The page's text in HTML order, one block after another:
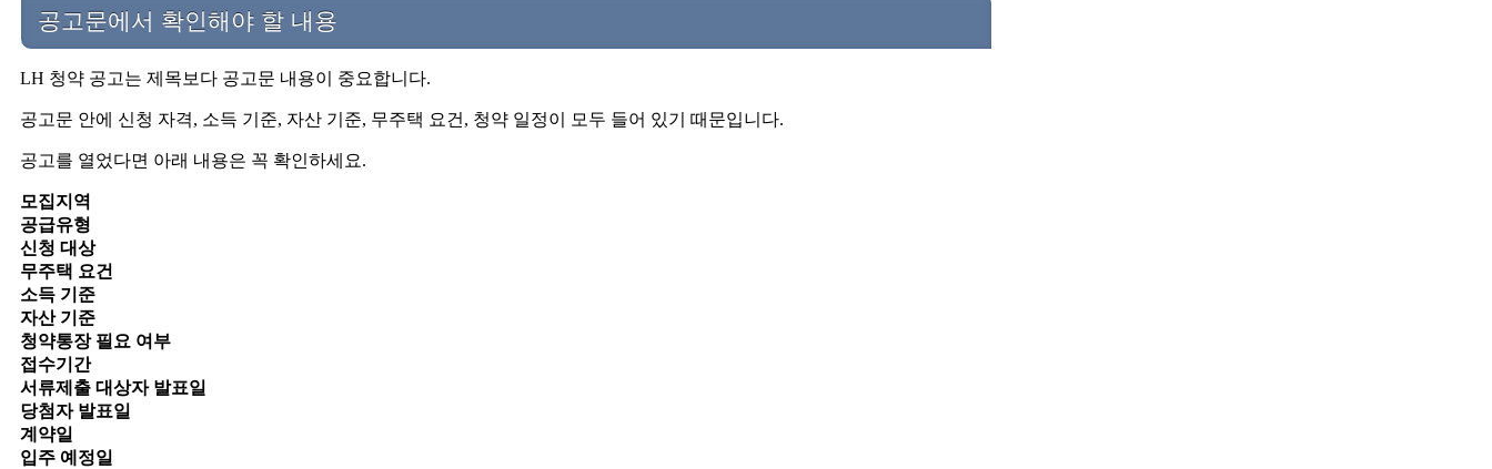
공고문에서 확인해야 할 내용
LH 청약 공고는 제목보다 공고문 내용이 중요합니다.
공고문 안에 신청 자격, 소득 기준, 자산 기준, 무주택 요건, 청약 일정이 모두 들어 있기 때문입니다.
공고를 열었다면 아래 내용은 꼭 확인하세요.
모집지역
공급유형
신청 대상
무주택 요건
소득 기준
자산 기준
청약통장 필요 여부
접수기간
서류제출 대상자 발표일
당첨자 발표일
계약일
입주 예정일